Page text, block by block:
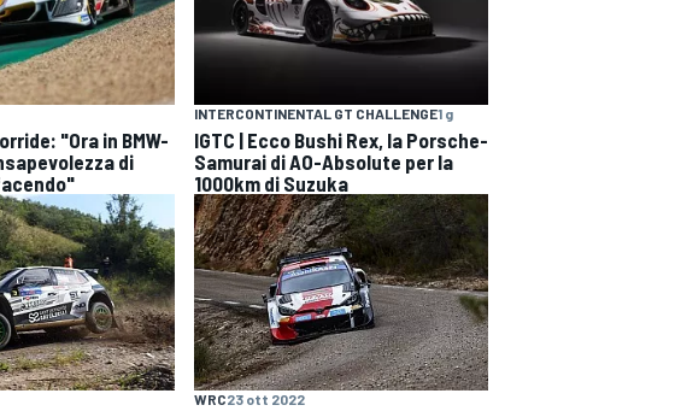
"Ora in BMW-
di
INTERCONTINENTAL GT CHALLENGE1 g
IGTC | Ecco Bushi Rex, la Porsche-
Samurai di AO-Absolute per la
1000km di Suzuka
WRC23 ott 2022